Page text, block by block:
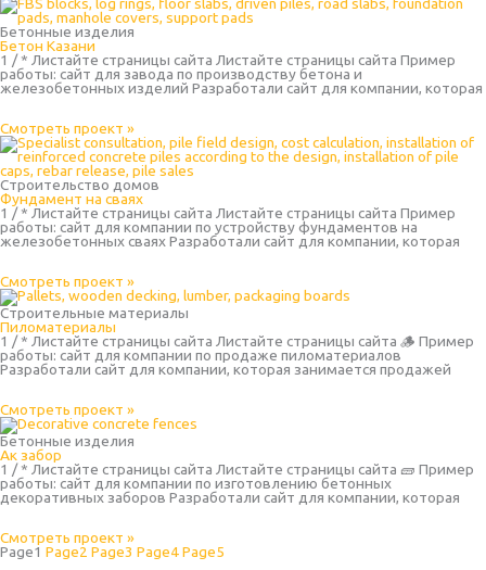
Бетонные изделия
Бетон Казани
1 / * Листайте страницы сайта Листайте страницы сайта Пример
работы: сайт для завода по производству бетона и
железобетонных изделий Разработали сайт для компании, которая
Смотреть проект »
Строительство домов
Фундамент на сваях
1 / * Листайте страницы сайта Листайте страницы сайта Пример
работы: сайт для компании по устройству фундаментов на
железобетонных сваях Разработали сайт для компании, которая
Смотреть проект »
Строительные материалы
Пиломатериалы
1 / * Листайте страницы сайта Листайте страницы сайта 🪵 Пример
работы: сайт для компании по продаже пиломатериалов
Разработали сайт для компании, которая занимается продажей
Смотреть проект »
Бетонные изделия
Ак забор
1 / * Листайте страницы сайта Листайте страницы сайта 🧱 Пример
работы: сайт для компании по изготовлению бетонных
декоративных заборов Разработали сайт для компании, которая
Смотреть проект »
Page1 Page2 Page3 Page4Page5